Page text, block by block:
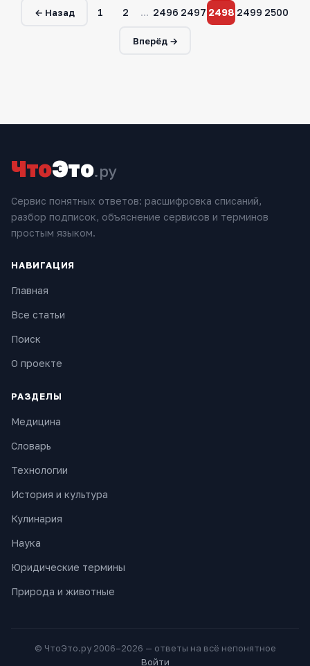
← Назад 1 2 … 2496 2497 2498 2499 2500
Вперёд →
ЧтоЭто.ру
Сервис понятных ответов: расшифровка списаний,
разбор подписок, объяснение сервисов и терминов
простым языком.
НАВИГАЦИЯ
Главная
Все статьи
Поиск
О проекте
РАЗДЕЛЫ
Медицина
Словарь
Технологии
История и культура
Кулинария
Наука
Юридические термины
Природа и животные
© ЧтоЭто.ру 2006–2026 — ответы на всё непонятное
Войти